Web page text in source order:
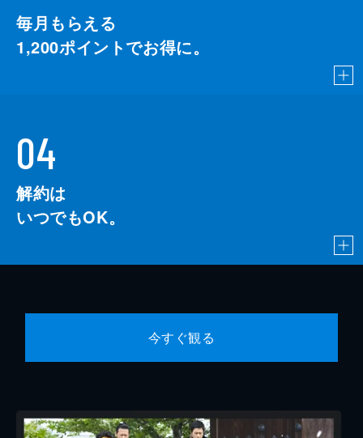
毎月もらえる
1,200ポイントでお得に。
04
解約は
いつでもOK。
今すぐ観る